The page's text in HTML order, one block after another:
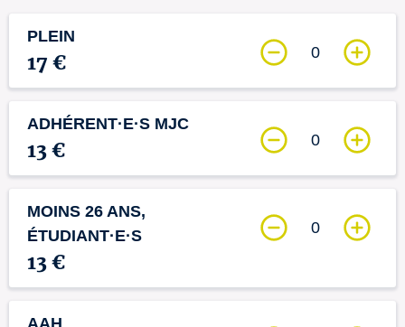
PLEIN
17 € 0
ADHÉRENT·E·S MJC
13 € 0
MOINS 26 ANS,
ÉTUDIANT·E·S
13 €
0
AAH